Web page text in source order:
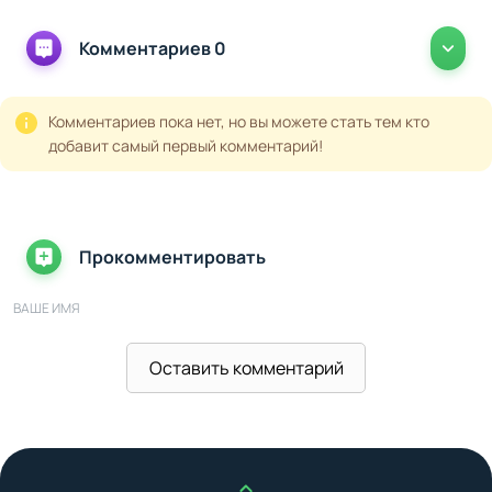
Комментариев 0
Комментариев пока нет, но вы можете стать тем кто
добавит самый первый комментарий!
Прокомментировать
ВАШЕ ИМЯ
Оставить комментарий